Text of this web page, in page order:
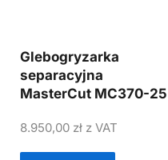
Glebogryzarka
separacyjna
MasterCut MC370-25
8.950,00 zł z VAT